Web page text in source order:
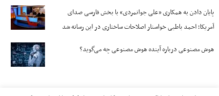
پایان دادن به همکاری «علی جوانمردی» با بخش فارسی صدای
آمریکا؛ احمد باطبی خواستار اصلاحات ساختاری در این رسانه شد
هوش مصنوعی درباره آینده هوش مصنوعی چه می‌گوید؟